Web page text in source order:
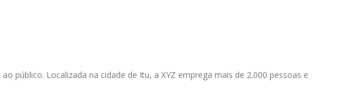
público. Localizada na cidade de Itu, a XYZ emprega mais de 2.000 pessoas e